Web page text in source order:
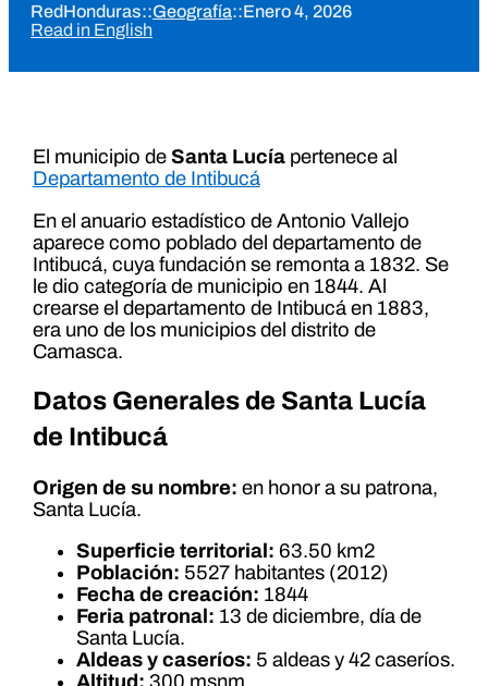
RedHonduras::Geografía::Enero 4, 2026
Read in English
El municipio de Santa Lucíapertenece al
Departamento de Intibucá
En el anuario estadístico de Antonio Vallejo
aparece como poblado del departamento de
Intibucá, cuya fundación se remonta a 1832. Se
le dio categoría de municipio en 1844. Al
crearse el departamento de Intibucá en 1883,
era uno de los municipios del distrito de
Camasca.
Datos Generales de Santa Lucía
de Intibucá
Origen de su nombre: en honor a su patrona,
Santa Lucía.
Superficie territorial: 63.50 km2
Población: 5527 habitantes (2012)
Fecha de creación: 1844
Feria patronal: 13 de diciembre, día de
Santa Lucía.
Aldeas y caseríos: 5 aldeas y 42 caseríos.